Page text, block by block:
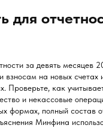
для
за девять месяцев
взносам на новых счетах
Проверьте, как
и некассовые
формах, полный состав
Минфина